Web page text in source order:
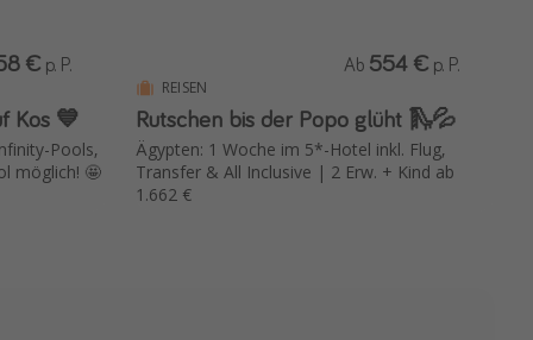
Kos 💙
Pools,
möglich! 🤩
€ p. P.
REISEN
Rutschen bis der Popo glüht 🛝💦
Ägypten: 1 Woche im 5*-Hotel inkl. Flug,
Transfer & All Inclusive | 2 Erw. + Kind ab
1.662 €
Ab 554 € p. P.